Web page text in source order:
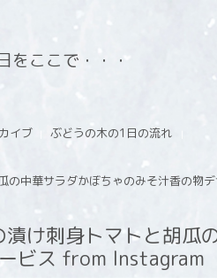
をここで・・・
イブ ぶどうの木の1日の流れ
中華サラダかぼちゃのみそ汁香の物
け刺身トマトと胡瓜
ビス from Instagram